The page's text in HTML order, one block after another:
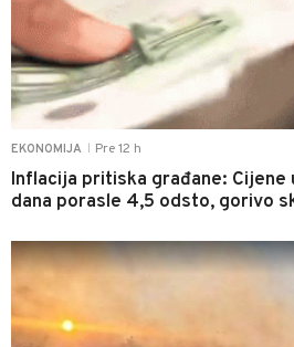
EKONOMIJA Pre 12 h
Inflacija pritiska građane: Cijene
dana porasle 4,5 odsto, gorivo